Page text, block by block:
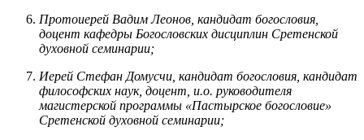
Протоиерей Вадим Леонов, кандидат богословия,
доцент кафедры Богословских дисциплин Сретенской
духовной семинарии;
Иерей Стефан Домусчи, кандидат богословия, кандидат
философских наук, доцент, и.о. руководителя
магистерской программы «Пастырское богословие»
Сретенской духовной семинарии;